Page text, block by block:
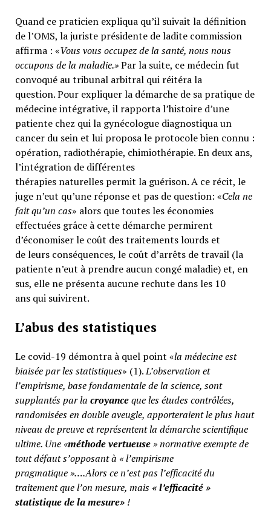
Quand ce praticien expliqua qu’il suivait la définition
de l’OMS, la juriste présidente de ladite commission
affirma : «Vous vous occupez de la santé, nous nous
occupons de la maladie.»Par la suite, ce médecin fut
convoqué au tribunal arbitral qui réitéra la
question. Pour expliquer la démarche de sa pratique de
médecine intégrative, il rapporta l’histoire d’une
patiente chez qui la gynécologue diagnostiqua un
cancer du sein et lui proposa le protocole bien connu :
opération, radiothérapie, chimiothérapie. En deux ans,
l’intégration de différentes
thérapies naturelles permit la guérison. A ce récit, le
juge n’eut qu’une réponse et pas de question: «Cela ne
fait qu’un cas» alors que toutes les économies
effectuées grâce à cette démarche permirent
d’économiser le coût des traitements lourds et
de leurs conséquences, le coût d’arrêts de travail (la
patiente n’eut à prendre aucun congé maladie) et, en
sus, elle ne présenta aucune rechute dans les 10
ans qui suivirent.
L’abus des statistiques
Le covid-19 démontra à quel point «la médecine est
biaisée par les statistiques» (1).L’observation et
l’empirisme, base fondamentale de la science, sont
supplantés par la croyanceque les études contrôlées,
randomisées en double aveugle, apporteraient le plus haut
niveau de preuve et représentent la démarche scientifique
ultime. Une «méthode vertueuse» normative exempte de
tout défaut s’opposant à « l’empirisme
pragmatique »….Alors ce n’est pas l’efficacité du
traitement que l’on mesure, mais «l’efficacité »
statistique de la mesure» !